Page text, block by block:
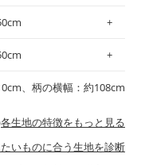
グッズにはツイル生
の洋服
となめらかな手触りの
ップスなどに最適で
ップス
地は、オックス生地よ
ち感を感じられるの
厚みがありながらも柔
です。1枚でも透け感
グッズ
厚みです。 丈夫で高い
・ペンケースなどの布
、柄の横幅：約108cm
各生地の特徴をもっと見る
いものに合う生地を診断